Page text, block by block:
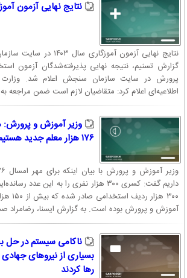
نتایج نهایی آزمون
نتایج نهایی آزمون
گزارش تسنیم، نتیجه نهایی پذیرفته‌شدگان آزمون
پرورش در سایت سازمان سنجش اعلام شد.
اطلاعیه‌ای اعلام کرد: متقاضیان لازم است ضمن مراجعه
وزیر آموزش و پرورش:
۱۷۶ هزار معلم جدید هستیم
داریم گفت: کسری ۳۰۰ هزار نفری را به این
۳۰۰
آموزش و پرورش بوده است. به گزارش ایسنا، رضامراد
ناکامی سیستم در حل
بسیاری از نیروهای
رها کردند